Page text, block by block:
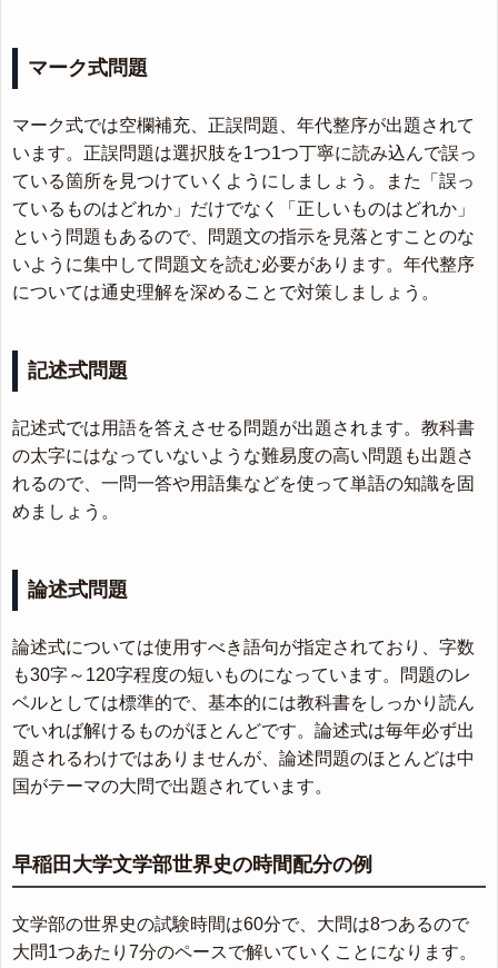
マーク式問題
マーク式では空欄補充、正誤問題、年代整序が出題されて
います。正誤問題は選択肢を1つ1つ丁寧に読み込んで誤っ
ている箇所を見つけていくようにしましょう。また「誤っ
ているものはどれか」だけでなく「正しいものはどれか」
という問題もあるので、問題文の指示を見落とすことのな
いように集中して問題文を読む必要があります。年代整序
については通史理解を深めることで対策しましょう。
記述式問題
記述式では用語を答えさせる問題が出題されます。教科書
の太字にはなっていないような難易度の高い問題も出題さ
れるので、一問一答や用語集などを使って単語の知識を固
めましょう。
論述式問題
論述式については使用すべき語句が指定されており、字数
も30字～120字程度の短いものになっています。問題のレ
ベルとしては標準的で、基本的には教科書をしっかり読ん
でいれば解けるものがほとんどです。論述式は毎年必ず出
題されるわけではありませんが、論述問題のほとんどは中
国がテーマの大問で出題されています。
早稲田大学文学部世界史の時間配分の例
文学部の世界史の試験時間は60分で、大問は8つあるので
大問1つあたり7分のペースで解いていくことになります。